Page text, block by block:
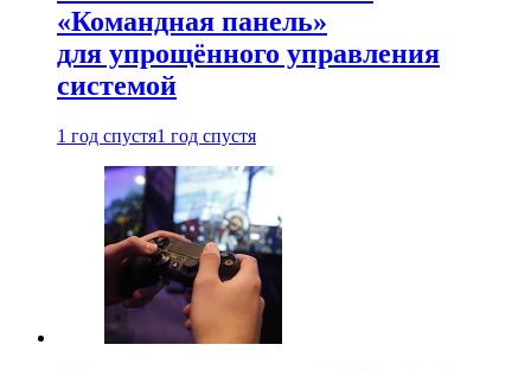
«Командная панель»
для упрощённого управления
системой
1 год спустя1 год спустя